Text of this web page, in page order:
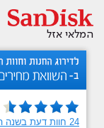
המלאי אזל